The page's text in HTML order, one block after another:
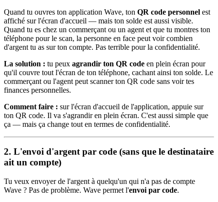
Quand tu ouvres ton application Wave, ton QR code personnel est
affiché sur l'écran d'accueil — mais ton solde est aussi visible.
Quand tu es chez un commerçant ou un agent et que tu montres ton
téléphone pour le scan, la personne en face peut voir combien
d'argent tu as sur ton compte. Pas terrible pour la confidentialité.
La solution : tu peux agrandir ton QR code en plein écran pour
qu'il couvre tout l'écran de ton téléphone, cachant ainsi ton solde. Le
commerçant ou l'agent peut scanner ton QR code sans voir tes
finances personnelles.
Comment faire : sur l'écran d'accueil de l'application, appuie sur
ton QR code. Il va s'agrandir en plein écran. C'est aussi simple que
ça — mais ça change tout en termes de confidentialité.
2. L'envoi d'argent par code (sans que le destinataire
ait un compte)
Tu veux envoyer de l'argent à quelqu'un qui n'a pas de compte
Wave ? Pas de problème. Wave permet l'envoi par code.